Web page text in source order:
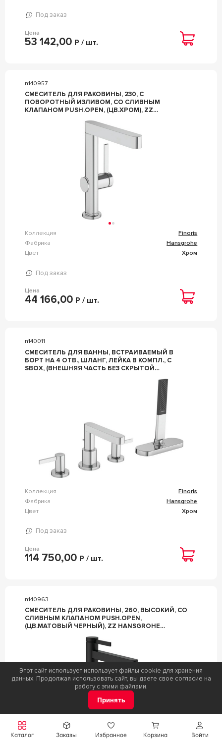
Войти
Каталог Заказы Избранное Корзина
Под заказ
Цена
53 142,00 Р / шт.
n140957
СМЕСИТЕЛЬ ДЛЯ РАКОВИНЫ, 230, С
ПОВОРОТНЫЙ ИЗЛИВОМ, СО СЛИВНЫМ
КЛАПАНОМ PUSH.OPEN, (ЦВ.ХРОМ), ZZ
Коллекция
Finoris
Фабрика
Hansgrohe
Цвет
Хром
Под заказ
Цена
44 166,00 Р / шт.
n140011
СМЕСИТЕЛЬ ДЛЯ ВАННЫ, ВСТРАИВАЕМЫЙ В
БОРТ НА 4 ОТВ., ШЛАНГ, ЛЕЙКА В КОМПЛ., С
SBOX, (ВНЕШНЯЯ ЧАСТЬ БЕЗ СКРЫТОЙ
Коллекция
Finoris
Фабрика
Hansgrohe
Цвет
Хром
Под заказ
Цена
114 750,00 Р / шт.
n140963
СМЕСИТЕЛЬ ДЛЯ РАКОВИНЫ, 260, ВЫСОКИЙ, СО
СЛИВНЫМ КЛАПАНОМ PUSH.OPEN,
(ЦВ.МАТОВЫЙ ЧЕРНЫЙ), ZZ HANSGROHE
Этот сайт использует использует файлы cookie для хранения
данных. Продолжая использовать сайт, вы даете свое согласие на
работу с этими файлами.
Принять